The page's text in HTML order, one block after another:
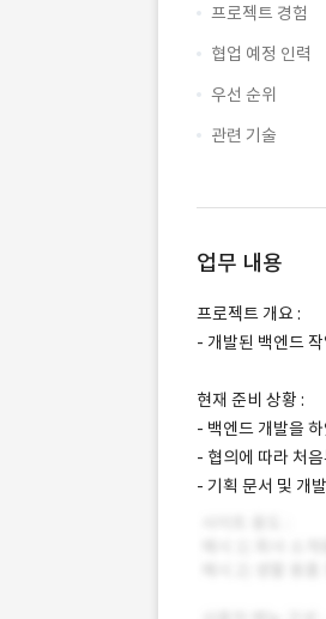
프로젝트 경험
협업 예정 인력
우선 순위
관련 기술
업무 내용
프로젝트 개요 :
- 개발된 백엔드
현재 준비 상황 :
- 백엔드 개발을
- 협의에 따라 처
- 기획 문서 및 개